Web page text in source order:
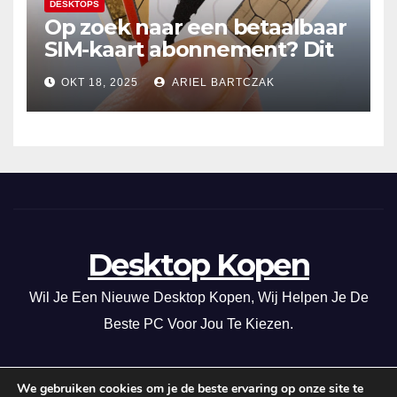
DESKTOPS
Op zoek naar een betaalbaar
SIM-kaart abonnement? Dit
20GB data-abonnement is
super voordelig in Nederland
en de EU!
OKT 18, 2025 ARIEL BARTCZAK
Desktop Kopen
Wil Je Een Nieuwe Desktop Kopen, Wij Helpen Je De
Beste PC Voor Jou Te Kiezen.
We gebruiken cookies om je de beste ervaring op onze site te